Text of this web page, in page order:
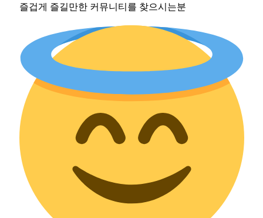
즐겁게 즐길만한 커뮤니티를 찾으시는분